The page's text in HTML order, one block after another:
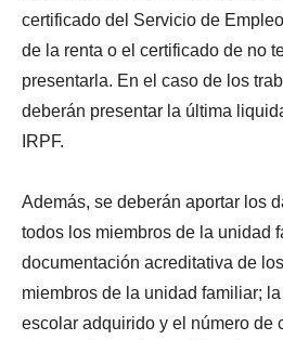
certificado del Servicio de
de la renta o el certificado de no
presentarla. En el caso de los
deberán presentar la última
IRPF.
Además, se deberán aportar los
todos los miembros de la unidad
documentación acreditativa de
miembros de la unidad familiar;
escolar adquirido y el número de